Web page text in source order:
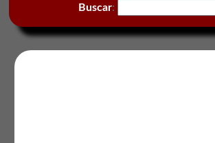
Buscar: